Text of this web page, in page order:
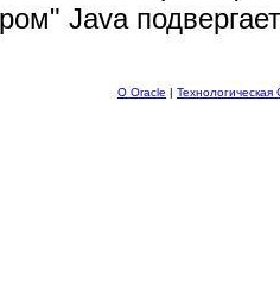
Java
О Oracle | Технологическая